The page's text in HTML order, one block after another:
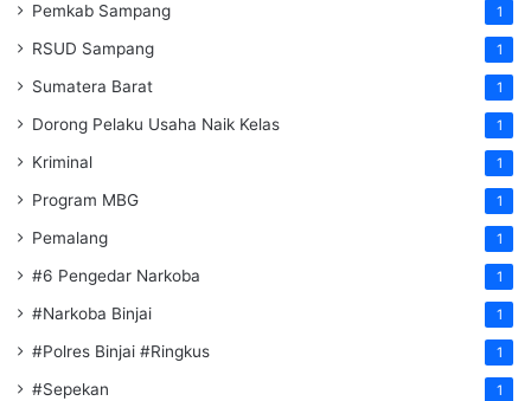
Pemkab Sampang 1
RSUD Sampang 1
Sumatera Barat 1
Dorong Pelaku Usaha Naik Kelas 1
Kriminal 1
Program MBG 1
Pemalang 1
#6 Pengedar Narkoba 1
#Narkoba Binjai 1
#Polres Binjai #Ringkus 1
#Sepekan 1